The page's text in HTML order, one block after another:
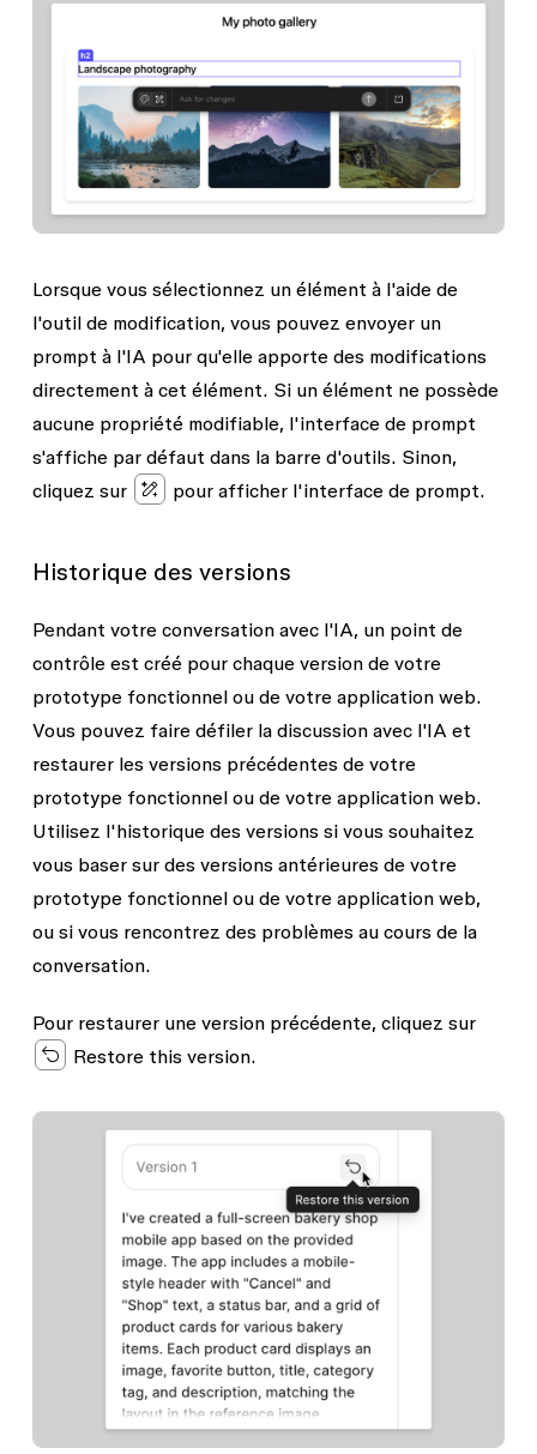
Lorsque vous sélectionnez un élément à l'aide de
l'outil de modification, vous pouvez envoyer un
prompt à l'IA pour qu'elle apporte des modifications
directement à cet élément. Si un élément ne possède
aucune propriété modifiable, l'interface de prompt
s'affiche par défaut dans la barre d'outils. Sinon,
cliquez sur
pour afficher l'interface de prompt.
Historique des versions
Pendant votre conversation avec l'IA, un point de
contrôle est créé pour chaque version de votre
prototype fonctionnel ou de votre application web.
Vous pouvez faire défiler la discussion avec l'IA et
restaurer les versions précédentes de votre
prototype fonctionnel ou de votre application web.
Utilisez l'historique des versions si vous souhaitez
vous baser sur des versions antérieures de votre
prototype fonctionnel ou de votre application web,
ou si vous rencontrez des problèmes au cours de la
conversation.
Pour restaurer une version précédente, cliquez sur
Restore this version.